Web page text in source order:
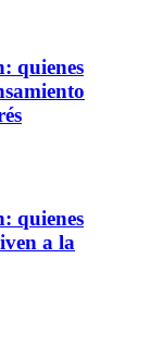
quienes
quienes
a la